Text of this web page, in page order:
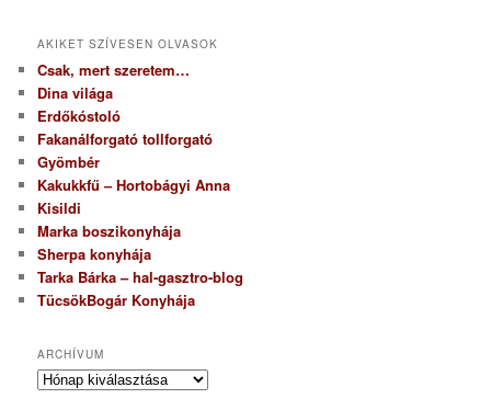
AKIKET SZÍVESEN OLVASOK
Csak, mert szeretem…
Dina világa
Erdőkóstoló
Fakanálforgató tollforgató
Gyömbér
Kakukkfű – Hortobágyi Anna
Kisildi
Marka boszikonyhája
Sherpa konyhája
Tarka Bárka – hal-gasztro-blog
TücsökBogár Konyhája
ARCHÍVUM
A